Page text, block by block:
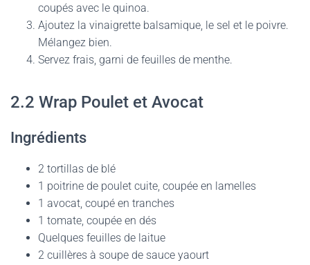
coupés avec le quinoa.
Ajoutez la vinaigrette balsamique, le sel et le poivre.
Mélangez bien.
Servez frais, garni de feuilles de menthe.
2.2 Wrap Poulet et Avocat
Ingrédients
2 tortillas de blé
1 poitrine de poulet cuite, coupée en lamelles
1 avocat, coupé en tranches
1 tomate, coupée en dés
Quelques feuilles de laitue
2 cuillères à soupe de sauce yaourt